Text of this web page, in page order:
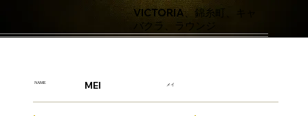
VICTORIA、錦糸町、キャ
バクラ、ラウンジ
MEI メイ
NAME